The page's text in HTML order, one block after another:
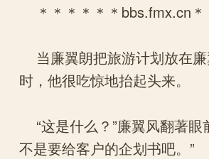
＊＊＊＊＊＊bbs.fmx.cn＊
当廉翼朗把旅游计划放在
时，他很吃惊地抬起头来。
“这是什么？”廉翼风翻著眼
不是要给客户的企划书吧。”